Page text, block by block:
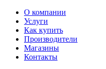
О компании
Услуги
Как купить
Производители
Магазины
Контакты